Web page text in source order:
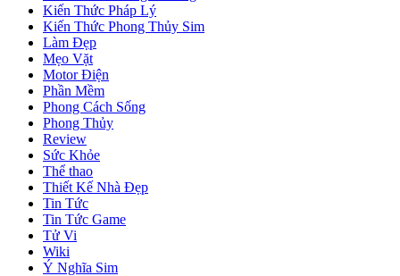
Kiến Thức Pháp Lý
Kiến Thức Phong Thủy Sim
Làm Đẹp
Mẹo Vặt
Motor Điện
Phần Mềm
Phong Cách Sống
Phong Thủy
Review
Sức Khỏe
Thể thao
Thiết Kế Nhà Đẹp
Tin Tức
Tin Tức Game
Tử Vi
Wiki
Ý Nghĩa Sim